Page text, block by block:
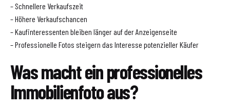
– Schnellere Verkaufszeit
– Höhere Verkaufschancen
– Kaufinteressenten bleiben länger auf der Anzeigenseite
– Professionelle Fotos steigern das Interesse potenzieller Käufer
Was macht ein professionelles
Immobilienfoto aus?